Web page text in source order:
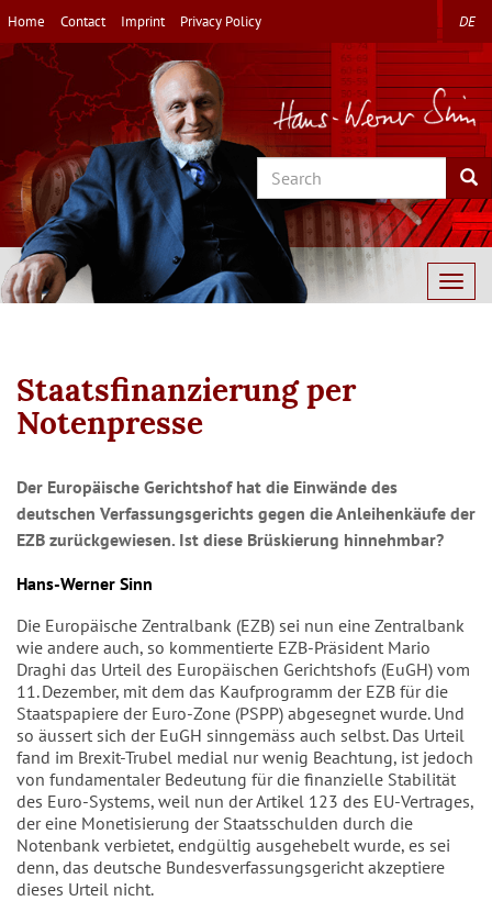
Skip
to
main
Home Contact Imprint Privacy Policy DE
Search
Staatsfinanzierung per
Notenpresse
Der Europäische Gerichtshof hat die Einwände des
deutschen Verfassungsgerichts gegen die Anleihenkäufe der
EZB zurückgewiesen. Ist diese Brüskierung hinnehmbar?
Hans-Werner Sinn
Die Europäische Zentralbank (EZB) sei nun eine Zentralbank
wie andere auch, so kommentierte EZB-Präsident Mario
Draghi das Urteil des Europäischen Gerichtshofs (EuGH) vom
11. Dezember, mit dem das Kaufprogramm der EZB für die
Staatspapiere der Euro-Zone (PSPP) abgesegnet wurde. Und
so äussert sich der EuGH sinngemäss auch selbst. Das Urteil
fand im Brexit-Trubel medial nur wenig Beachtung, ist jedoch
von fundamentaler Bedeutung für die finanzielle Stabilität
des Euro-Systems, weil nun der Artikel 123 des EU-Vertrages,
der eine Monetisierung der Staatsschulden durch die
Notenbank verbietet, endgültig ausgehebelt wurde, es sei
denn, das deutsche Bundesverfassungsgericht akzeptiere
dieses Urteil nicht.